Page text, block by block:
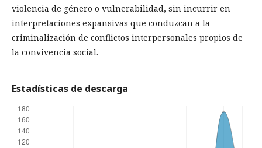
violencia de género o vulnerabilidad, sin incurrir en
interpretaciones expansivas que conduzcan a la
criminalización de conflictos interpersonales propios de
la convivencia social.
Estadísticas de descarga